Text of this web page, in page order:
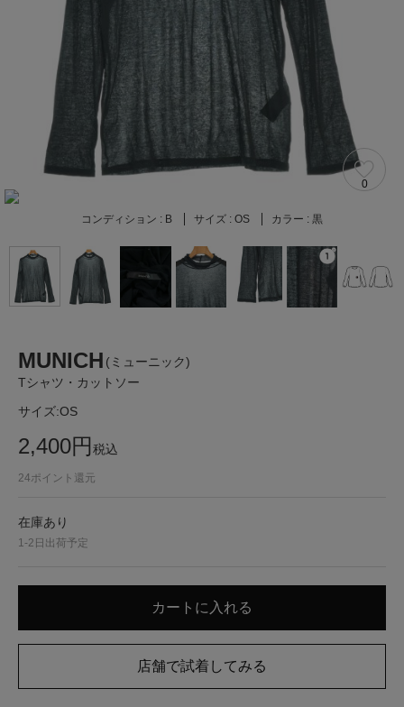
0
コンディション : B サイズ : OS カラー : 黒
MUNICH (ミューニック)
Tシャツ・カットソー
サイズ:OS
2,400円税込
24ポイント還元
在庫あり
1-2日出荷予定